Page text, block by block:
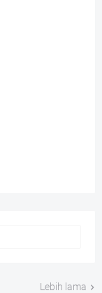
Lebih lama